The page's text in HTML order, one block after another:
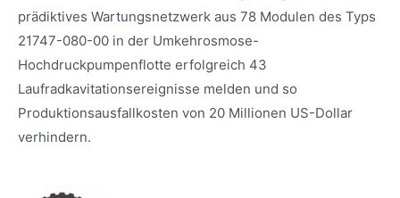
prädiktives Wartungsnetzwerk aus 78 Modulen des Typs
21747-080-00 in der Umkehrosmose-
Hochdruckpumpenflotte erfolgreich 43
Laufradkavitationsereignisse melden und so
Produktionsausfallkosten von 20 Millionen US-Dollar
verhindern.